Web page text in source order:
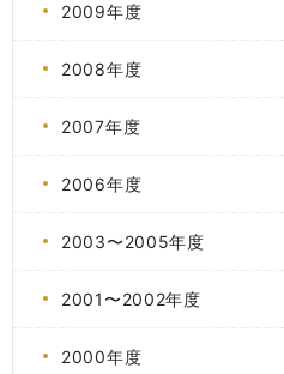
2009年度
2008年度
2007年度
2006年度
2003〜2005年度
2001〜2002年度
2000年度